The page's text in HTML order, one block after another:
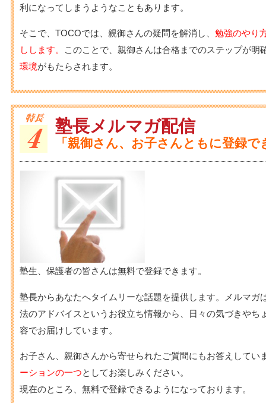
利になってしまうようなこともあります。
そこで、TOCOでは、親御さんの疑問を解消し、 勉強のやり
しします。
このことで、親御さんは合格までのステップが明
環境がもたらされます。
塾長メルマガ配信
「親御さん、お子さんともに登録で
塾生、保護者の皆さんは無料で登録できます。
塾長からあなたへタイムリーな話題を提供します。メルマガ
法のアドバイスというお役立ち情報から、日々の気づきやち
容でお届けしています。
お子さん、親御さんから寄せられたご質問にもお答えしてい
ーションの一つとしてお楽しみください。
現在のところ、無料で登録できるようになっております。